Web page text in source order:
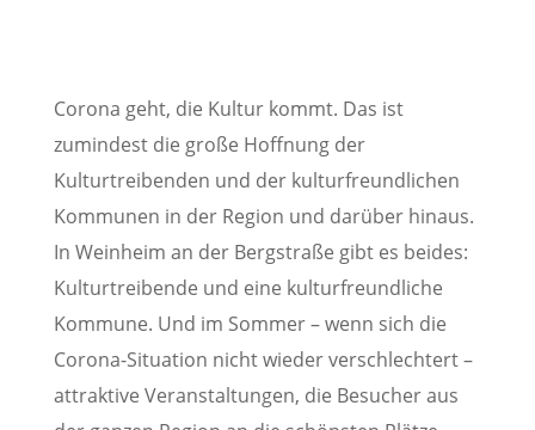
Corona geht, die Kultur kommt. Das ist
zumindest die große Hoffnung der
Kulturtreibenden und der kulturfreundlichen
Kommunen in der Region und darüber hinaus.
In Weinheim an der Bergstraße gibt es beides:
Kulturtreibende und eine kulturfreundliche
Kommune. Und im Sommer – wenn sich die
Corona-Situation nicht wieder verschlechtert –
attraktive Veranstaltungen, die Besucher aus